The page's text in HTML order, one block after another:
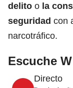
delito o la
seguridad con
narcotráfico.
Escuche
Directo